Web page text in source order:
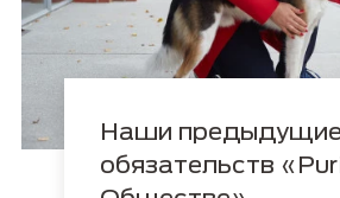
Наши предыдущие
обязательств